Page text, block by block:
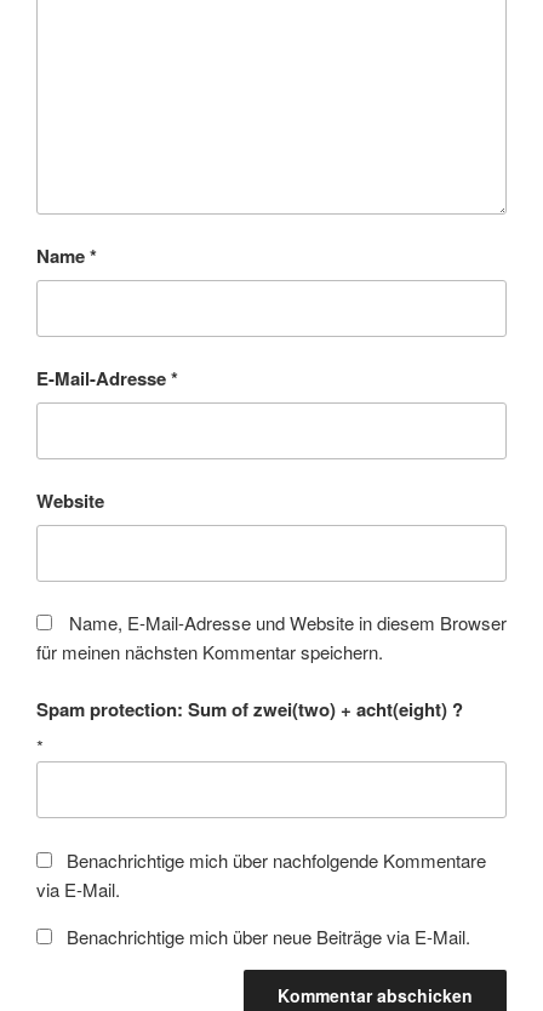
Name*
E-Mail-Adresse*
Website
Name, E-Mail-Adresse und Website in diesem Browser
für meinen nächsten Kommentar speichern.
Spam protection: Sum of zwei(two) + acht(eight) ?
*
Benachrichtige mich über nachfolgende Kommentare
via E-Mail.
Benachrichtige mich über neue Beiträge via E-Mail.